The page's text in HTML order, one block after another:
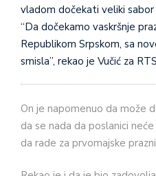
vladom dočekati veliki
“Da dočekamo vaskršnje
Republikom Srpskom, sa
smisla”, rekao je Vučić za
On je napomenuo da može
da se nada da poslanici
da rade za prvomajske